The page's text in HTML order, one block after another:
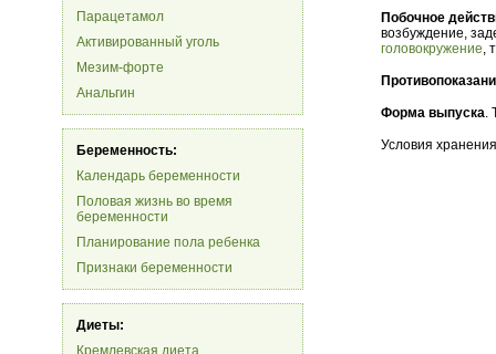
Парацетамол
Активированный уголь
Мезим-форте
Анальгин
Беременность:
Календарь беременности
Половая жизнь во время
беременности
Планирование пола ребенка
Признаки беременности
Диеты:
Кремлевская диета
Побочное
возбуждение,
головокружение,
Форма выпуска.
Условия